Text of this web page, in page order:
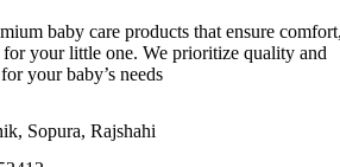
baby care products that ensure
your little one. We prioritize quality and
your baby’s needs
Sopura, Rajshahi